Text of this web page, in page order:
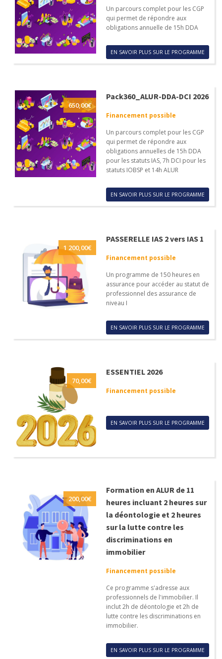
Un parcours complet pour les CGP
qui permet de répondre aux
obligations annuelle de 15h DDA
EN SAVOIR PLUS SUR LE PROGRAMME
650,00€
Pack360_ALUR-DDA-DCI 2026
Financement possible
Un parcours complet pour les CGP
qui permet de répondre aux
obligations annuelles de 15h DDA
pour les statuts IAS, 7h DCI pour les
statuts IOBSP et 14h ALUR
EN SAVOIR PLUS SUR LE PROGRAMME
1 200,00€
PASSERELLE IAS 2 vers IAS 1
Financement possible
Un programme de 150 heures en
assurance pour accéder au statut de
professionnel des assurance de
niveau I
EN SAVOIR PLUS SUR LE PROGRAMME
70,00€
ESSENTIEL 2026
Financement possible
EN SAVOIR PLUS SUR LE PROGRAMME
200,00€
Formation en ALUR de 11
heures incluant 2 heures sur
la déontologie et 2 heures
sur la lutte contre les
discriminations en
immobilier
Financement possible
Ce programme s'adresse aux
professionnels de l'immobilier. Il
inclut 2h de déontologie et 2h de
lutte contre les discriminations en
immobilier.
EN SAVOIR PLUS SUR LE PROGRAMME